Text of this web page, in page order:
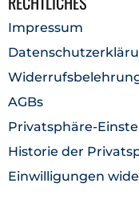
Impressum
AGBs
Privatsphäre-
Historie der
Einwilligungen